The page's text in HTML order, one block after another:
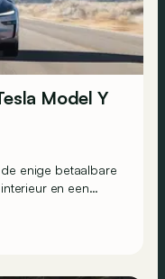
Model Y
enige betaalbare
en een